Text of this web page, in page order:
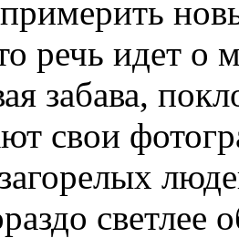
речь идет о
забава,
свои
светлее